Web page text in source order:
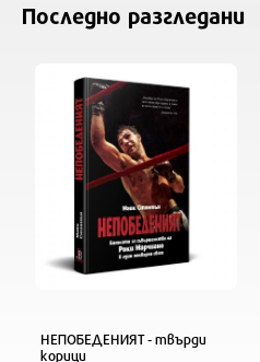
Последно разгледани
НЕПОБЕДЕНИЯТ - твърди
корици